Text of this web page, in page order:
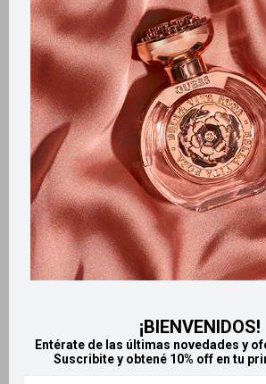
¡BIENVENIDOS!
Entérate de las últimas novedades y
Suscribite y obtené 10% off en tu
Métodos y costos de
Retiros gratuitos en
Productos que te pueden